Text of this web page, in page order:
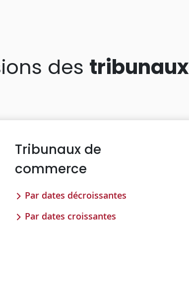
des tribunaux
Tribunaux de
commerce
Par dates décroissantes
Par dates croissantes